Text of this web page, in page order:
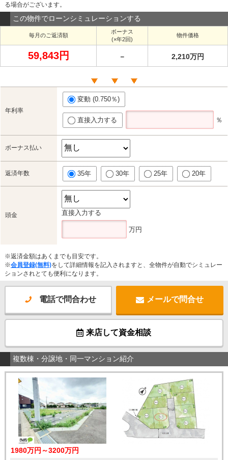
る場合がございます。
この物件でローンシミュレーションする
毎月のご返済額
ボーナス
(×年2回)
物件価格
59,843円 － 2,210万円
年利率
変動 (0.750％)
直接入力する ％
ボーナス払い
返済年数 35年 30年 25年 20年
頭金 直接入力する
万円
※返済金額はあくまでも目安です。
※会員登録(無料)をして詳細情報を記入されますと、全物件が自動でシミュレー
ションされとても便利になります。
電話で問合わせ メールで問合せ
来店して資金相談
複数棟・分譲地・同一マンション紹介
1980万円～3200万円